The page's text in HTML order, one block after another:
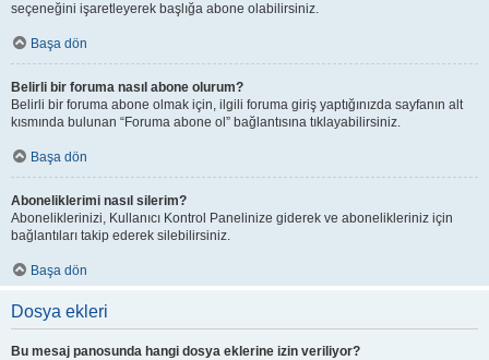
seçeneğini işaretleyerek başlığa abone olabilirsiniz.
Başa dön
Belirli bir foruma nasıl abone olurum?
Belirli bir foruma abone olmak için, ilgili foruma giriş yaptığınızda sayfanın alt
kısmında bulunan “Foruma abone ol” bağlantısına tıklayabilirsiniz.
Başa dön
Aboneliklerimi nasıl silerim?
Aboneliklerinizi, Kullanıcı Kontrol Panelinize giderek ve abonelikleriniz için
bağlantıları takip ederek silebilirsiniz.
Başa dön
Dosya ekleri
Bu mesaj panosunda hangi dosya eklerine izin veriliyor?